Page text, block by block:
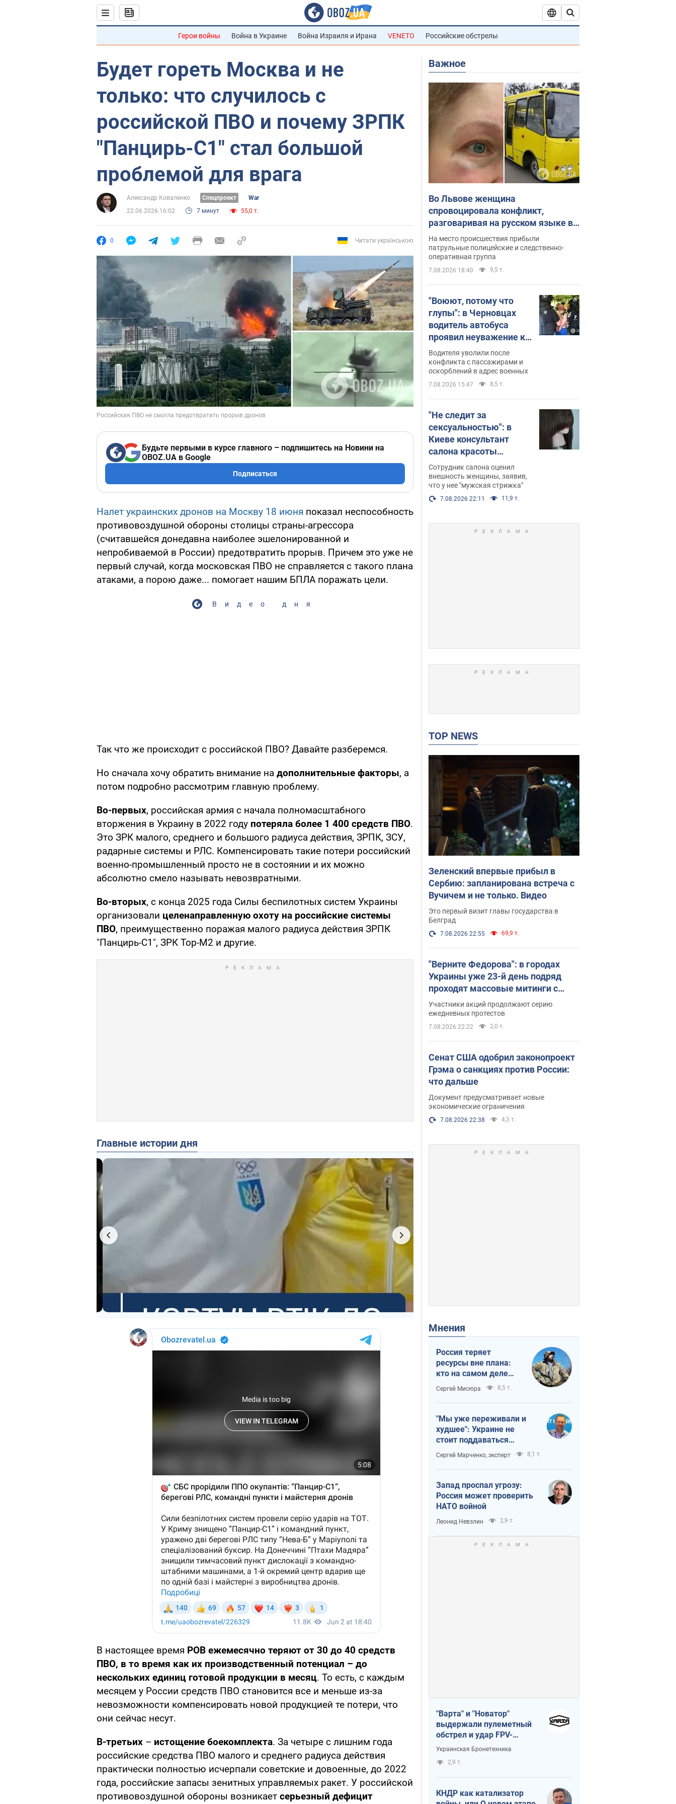
Герои войны Война в Украине Война Израиля и Ирана VENETO Российские обстрелы
Будет гореть Москва и не
только: что случилось с
российской ПВО и почему ЗРПК
"Панцирь-С1" стал большой
проблемой для врага
Александр Коваленко Спецпроект
War
22.06.2026 16:02
7 минут 55,0 т.
0 Читати українською
Будьте первыми в курсе главного – подпишитесь на Новини на
OBOZ.UA в Google
Подписаться
Налет украинских дронов на Москву 18 июня показал неспособность
противовоздушной обороны столицы страны-агрессора
(считавшейся донедавна наиболее эшелонированной и
непробиваемой в России) предотвратить прорыв. Причем это уже не
первый случай, когда московская ПВО не справляется с такого плана
атаками, а порою даже... помогает нашим БПЛА поражать цели.
Видео дня
Так что же происходит с российской ПВО? Давайте разберемся.
Но сначала хочу обратить внимание на дополнительные факторы, а
потом подробно рассмотрим главную проблему.
Во-первых, российская армия с начала полномасштабного
вторжения в Украину в 2022 году потеряла более 1 400 средств ПВО.
Это ЗРК малого, среднего и большого радиуса действия, ЗРПК, ЗСУ,
радарные системы и РЛС. Компенсировать такие потери российский
военно-промышленный просто не в состоянии и их можно
абсолютно смело называть невозвратными.
Во-вторых, с конца 2025 года Силы беспилотных систем Украины
организовали целенаправленную охоту на российские системы
ПВО, преимущественно поражая малого радиуса действия ЗРПК
"Панцирь-С1", ЗРК Тор-М2 и другие.
Главные истории дня
В настоящее время РОВ ежемесячно теряют от 30 до 40 средств
ПВО, в то время как их производственный потенциал – до
нескольких единиц готовой продукции в месяц. То есть, с каждым
месяцем у России средств ПВО становится все и меньше из-за
невозможности компенсировать новой продукцией те потери, что
они сейчас несут.
В-третьих – истощение боекомплекта. За четыре с лишним года
российские средства ПВО малого и среднего радиуса действия
практически полностью исчерпали советские и довоенные, до 2022
года, российские запасы зенитных управляемых ракет. У российской
противовоздушной обороны возникает серьезный дефицит
Важное
Во Львове женщина
спровоцировала конфликт,
разговаривая на русском языке в
маршрутке: полиция составила
административный протокол.
Видео
На место происшествия прибыли
патрульные полицейские и следственно-
оперативная группа
7.08.2026 18:40 9,5 т.
"Воюют, потому что
глупы": в Черновцах
водитель автобуса
проявил неуважение к
украинским военным и
поплатился за это.
Видео
Водителя уволили после
конфликта с пассажирами и
оскорблений в адрес военных
7.08.2026 15:47 8,5 т.
"Не следит за
сексуальностью": в
Киеве консультант
салона красоты
оскорбил женщину
после химиотерапии,
разгорелся скандал.
Фото
Сотрудник салона оценил
внешность женщины, заявив,
что у нее "мужская стрижка"
7.08.2026 22:11 11,9 т.
TOP NEWS
Зеленский впервые прибыл в
Сербию: запланирована встреча с
Вучичем и не только. Видео
Это первый визит главы государства в
Белград
7.08.2026 22:55 69,9 т.
"Верните Федорова": в городах
Украины уже 23-й день подряд
проходят массовые митинги с
плакатами. Фото и видео
Участники акций продолжают серию
ежедневных протестов
7.08.2026 22:22 2,0 т.
Сенат США одобрил законопроект
Грэма о санкциях против России:
что дальше
Документ предусматривает новые
экономические ограничения
7.08.2026 22:38 4,3 т.
Мнения
Россия теряет
ресурсы вне плана:
кто на самом деле
диктует темп войны
Сергей Мисюра 8,5 т.
"Мы уже переживали и
худшее": Украине не
стоит поддаваться
отчаянию из-за
ракетного террора
Сергей Марченко, эксперт 8,1 т.
Запад проспал угрозу:
Россия может проверить
НАТО войной
Леонид Невзлин 2,9 т.
"Варта" и "Новатор"
выдержали пулеметный
обстрел и удар FPV-
дрона, сохранив жизнь
Украинская Бронетехника
2,9 т.
КНДР как катализатор